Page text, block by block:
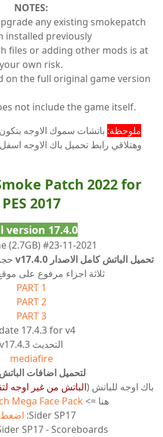
NOTES:
any existing smokepatch
installed previously
files or adding other mods is at
your own risk.
on the full original game version
not include the game itself.
ملوحظة: باتشات سموك الاوجه
وهتلاقي رابط تحميل باك الاوجه
Patch 2022 for
PES 2017
version 17.4.0
(2.7GB) #23-11-2021
تحميل الباتش كامل الاصدار v17.4.0
ثلاثة اجزاء مرفوع على موقع
PART 1
PART 2
PART 3
17.4.3 for v4
التحديث v17.4.3
mediafire
لتحميل اضافات
باك اوجه للباتش (الباتش من غير اوجه
هنا => Mega Face Pack
Sider SP17: اضغط
SP17 - Scoreboards: